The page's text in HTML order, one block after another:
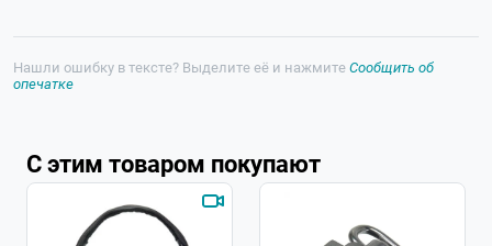
Нашли ошибку в тексте? Выделите её и нажмите Сообщить об
опечатке
С этим товаром покупают